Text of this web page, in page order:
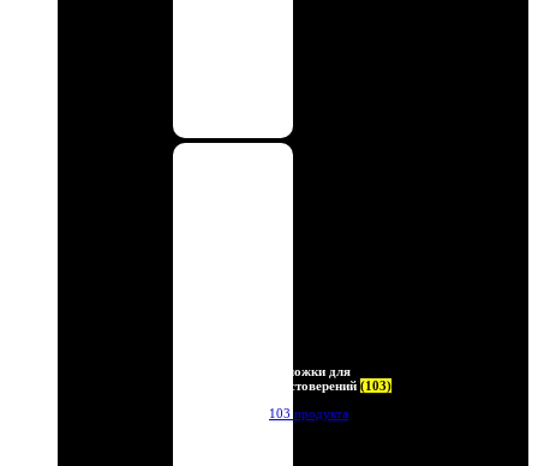
Обложки для
удостоверений (103)
103 продукта